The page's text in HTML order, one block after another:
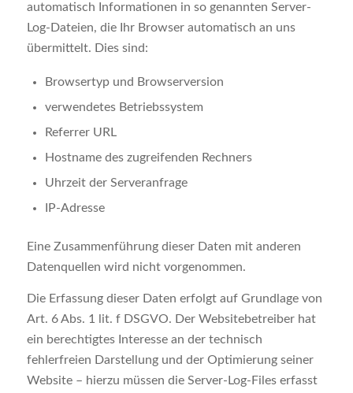
automatisch Informationen in so genannten Server-
Log-Dateien, die Ihr Browser automatisch an uns
übermittelt. Dies sind:
Browsertyp und Browserversion
verwendetes Betriebssystem
Referrer URL
Hostname des zugreifenden Rechners
Uhrzeit der Serveranfrage
IP-Adresse
Eine Zusammenführung dieser Daten mit anderen
Datenquellen wird nicht vorgenommen.
Die Erfassung dieser Daten erfolgt auf Grundlage von
Art. 6 Abs. 1 lit. f DSGVO. Der Websitebetreiber hat
ein berechtigtes Interesse an der technisch
fehlerfreien Darstellung und der Optimierung seiner
Website – hierzu müssen die Server-Log-Files erfasst